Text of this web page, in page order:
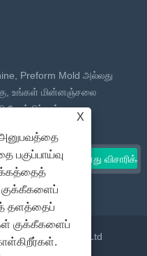
Preform Mold அல்லது
உங்கள் மின்னஞ்சலை
நேரத்திற்குள்
Daelong Mold Co., Ltd
X
அனுபவத்தை
பகுப்பாய்வு
குக்கீகளைப்
தளத்தைப்
குக்கீகளைப்